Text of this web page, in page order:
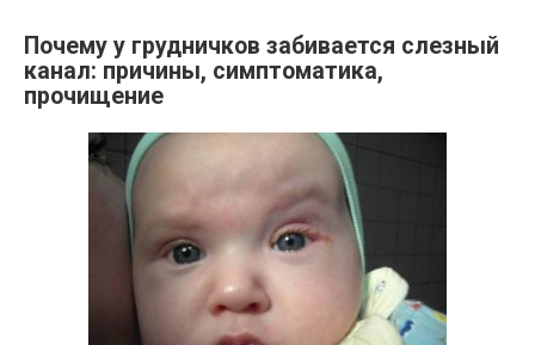
Почему у грудничков забивается слезный
канал: причины, симптоматика,
прочищение